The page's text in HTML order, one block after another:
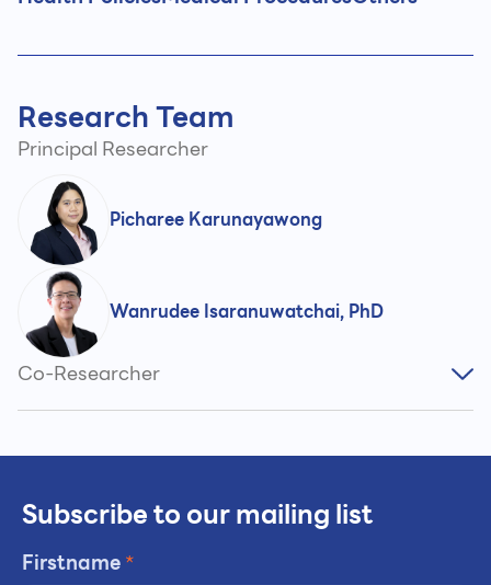
Research Team
Principal Researcher
Picharee Karunayawong
Wanrudee Isaranuwatchai, PhD
Co-Researcher
Subscribe to our mailing list
Firstname*